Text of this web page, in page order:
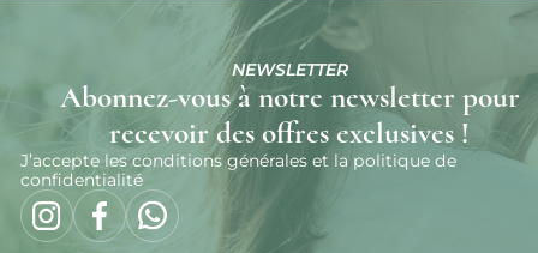
NEWSLETTER
Abonnez-vous à notre newsletter pour
recevoir des offres exclusives !
J’accepte les conditions générales et la politique de
confidentialité